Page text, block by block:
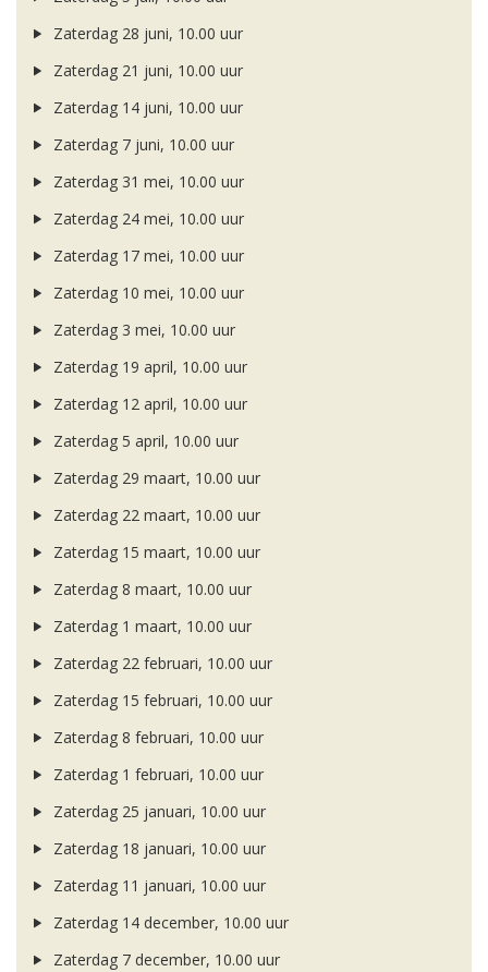
Zaterdag 28 juni, 10.00 uur
Zaterdag 21 juni, 10.00 uur
Zaterdag 14 juni, 10.00 uur
Zaterdag 7 juni, 10.00 uur
Zaterdag 31 mei, 10.00 uur
Zaterdag 24 mei, 10.00 uur
Zaterdag 17 mei, 10.00 uur
Zaterdag 10 mei, 10.00 uur
Zaterdag 3 mei, 10.00 uur
Zaterdag 19 april, 10.00 uur
Zaterdag 12 april, 10.00 uur
Zaterdag 5 april, 10.00 uur
Zaterdag 29 maart, 10.00 uur
Zaterdag 22 maart, 10.00 uur
Zaterdag 15 maart, 10.00 uur
Zaterdag 8 maart, 10.00 uur
Zaterdag 1 maart, 10.00 uur
Zaterdag 22 februari, 10.00 uur
Zaterdag 15 februari, 10.00 uur
Zaterdag 8 februari, 10.00 uur
Zaterdag 1 februari, 10.00 uur
Zaterdag 25 januari, 10.00 uur
Zaterdag 18 januari, 10.00 uur
Zaterdag 11 januari, 10.00 uur
Zaterdag 14 december, 10.00 uur
Zaterdag 7 december, 10.00 uur